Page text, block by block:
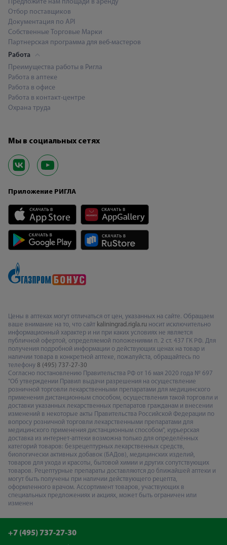
Предложите нам площади в аренду
Отбор поставщиков
Документация по API
Собственные Торговые Марки
Партнерская программа для веб-мастеров
Работа
Преимущества работы в Ригла
Работа в аптеке
Работа в офисе
Работа в контакт-центре
Охрана труда
Мы в социальных сетях
Приложение РИГЛА
Цены в аптеках могут отличаться от цен, указанных на сайте. Обращаем
ваше внимание на то, что сайт kaliningrad.rigla.ru носит исключительно
информационный характер и ни при каких условиях не является
публичной офертой, определяемой положениями п. 2 ст. 437 ГК РФ. Для
получения подробной информации о действующих ценах на товар и
наличии товара в конкретной аптеке, пожалуйста, обращайтесь по
телефону 8 (495) 737-27-30
Согласно постановлению Правительства РФ от 16 мая 2020 года № 697
"Об утверждении Правил выдачи разрешения на осуществление
розничной торговли лекарственными препаратами для медицинского
применения дистанционным способом, осуществления такой торговли и
доставки указанных лекарственных препаратов гражданам и внесении
изменений в некоторые акты Правительства Российской Федерации по
вопросу розничной торговли лекарственными препаратами для
медицинского применения дистанционным способом", курьерская
доставка из интернет-аптеки возможна только для определённых
категорий товаров: безрецептурных лекарственных средств,
биологически активных добавок (БАДов), медицинских изделий,
товаров для ухода и красоты, бытовой химии и других сопутствующих
товаров. Рецептурные препараты доставляются до ближайшей аптеки и
могут быть получены при наличии действующего рецепта,
оформленного врачом. Ассортимент товаров, участвующих в
специальных предложениях и акциях, может быть ограничен или
изменен
+7 (495) 737-27-30